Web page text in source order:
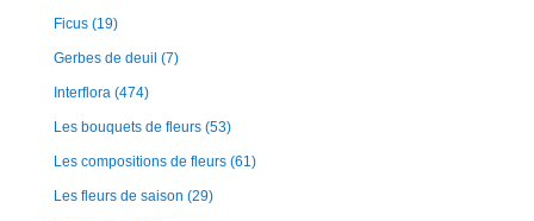
Ficus (19)
Gerbes de deuil (7)
Interflora (474)
Les bouquets de fleurs (53)
Les compositions de fleurs (61)
Les fleurs de saison (29)